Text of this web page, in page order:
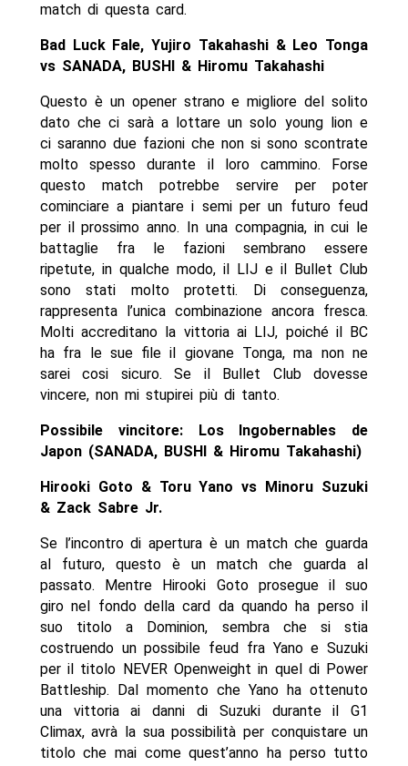
match di questa card.
Bad Luck Fale, Yujiro Takahashi & Leo Tonga
vs SANADA, BUSHI & Hiromu Takahashi
Questo è un opener strano e migliore del solito
dato che ci sarà a lottare un solo young lion e
ci saranno due fazioni che non si sono scontrate
molto spesso durante il loro cammino. Forse
questo match potrebbe servire per poter
cominciare a piantare i semi per un futuro feud
per il prossimo anno. In una compagnia, in cui le
battaglie fra le fazioni sembrano essere
ripetute, in qualche modo, il LIJ e il Bullet Club
sono stati molto protetti. Di conseguenza,
rappresenta l’unica combinazione ancora fresca.
Molti accreditano la vittoria ai LIJ, poiché il BC
ha fra le sue file il giovane Tonga, ma non ne
sarei cosi sicuro. Se il Bullet Club dovesse
vincere, non mi stupirei più di tanto.
Possibile vincitore:
Los Ingobernables de
Japon (SANADA, BUSHI & Hiromu Takahashi)
Hirooki Goto & Toru Yano vs Minoru Suzuki
& Zack Sabre Jr.
Se l’incontro di apertura è un match che guarda
al futuro, questo è un match che guarda al
passato. Mentre Hirooki Goto prosegue il suo
giro nel fondo della card da quando ha perso il
suo titolo a Dominion, sembra che si stia
costruendo un possibile feud fra Yano e Suzuki
per il titolo NEVER Openweight in quel di Power
Battleship. Dal momento che Yano ha ottenuto
una vittoria ai danni di Suzuki durante il G1
Climax, avrà la sua possibilità per conquistare un
titolo che mai come quest’anno ha perso tutto